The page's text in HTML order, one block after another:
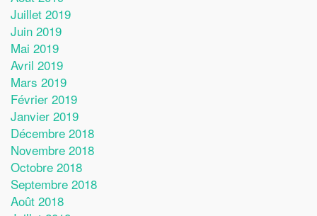
Juillet 2019
Juin 2019
Mai 2019
Avril 2019
Mars 2019
Février 2019
Janvier 2019
Décembre 2018
Novembre 2018
Octobre 2018
Septembre 2018
Août 2018